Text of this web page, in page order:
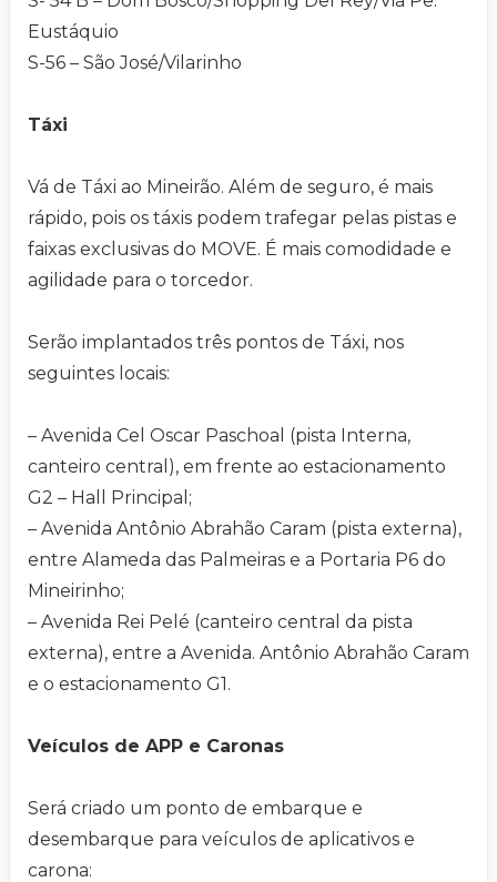
Eustáquio
S-56 – São José/Vilarinho
Táxi
Vá de Táxi ao Mineirão. Além de seguro, é mais
rápido, pois os táxis podem trafegar pelas pistas e
faixas exclusivas do MOVE. É mais comodidade e
agilidade para o torcedor.
Serão implantados três pontos de Táxi, nos
seguintes locais:
– Avenida Cel Oscar Paschoal (pista Interna,
canteiro central), em frente ao estacionamento
G2 – Hall Principal;
– Avenida Antônio Abrahão Caram (pista externa),
entre Alameda das Palmeiras e a Portaria P6 do
Mineirinho;
– Avenida Rei Pelé (canteiro central da pista
externa), entre a Avenida. Antônio Abrahão Caram
e o estacionamento G1.
Veículos de APP e Caronas
Será criado um ponto de embarque e
desembarque para veículos de aplicativos e
carona: